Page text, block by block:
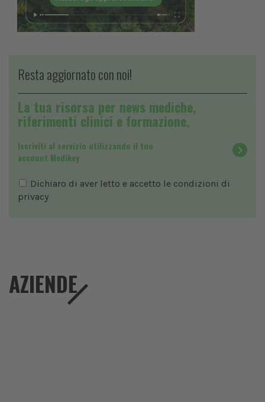
Resta aggiornato con noi!
La tua risorsa per news mediche,
riferimenti clinici e formazione.
Iscriviti al servizio utilizzando il tuo
account Medikey
Dichiaro di aver letto e accetto le condizioni di
privacy
AZIENDE